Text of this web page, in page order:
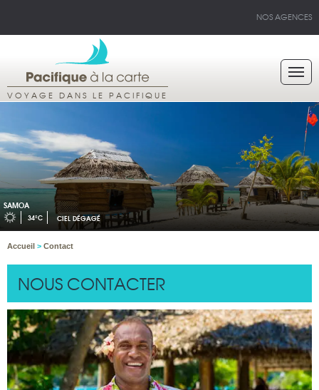
NOS AGENCES
VOYAGE DANS LE PACIFIQUE
SAMOA
34°C CIEL DÉGAGÉ
Accueil > Contact
NOUS CONTACTER